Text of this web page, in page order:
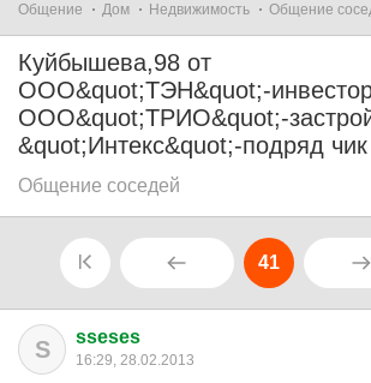
Общение Дом Недвижимость Общение
Куйбышева,98 от
ООО&quot;ТЭН&quot;-
ООО&quot;ТРИО&quot;-
&quot;Интекс&quot;-подряд чик
Общение соседей
41
S sseses
16:29, 28.02.2013